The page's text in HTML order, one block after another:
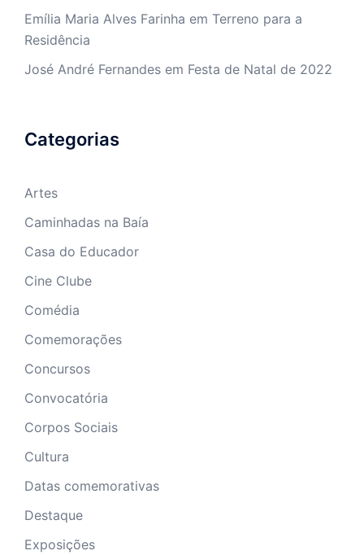
Emília Maria Alves Farinha em Terreno para a
Residência
José André Fernandes em Festa de Natal de 2022
Categorias
Artes
Caminhadas na Baía
Casa do Educador
Cine Clube
Comédia
Comemorações
Concursos
Convocatória
Corpos Sociais
Cultura
Datas comemorativas
Destaque
Exposições